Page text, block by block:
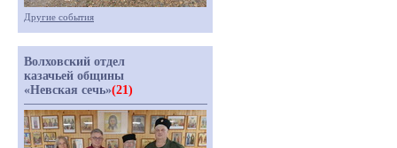
Другие события
Волховский отдел
казачьей общины
«Невская сечь»(21)